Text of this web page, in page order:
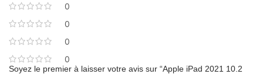
0
0
0
0
Soyez le premier à laisser votre avis sur “Apple iPad 2021 10.2